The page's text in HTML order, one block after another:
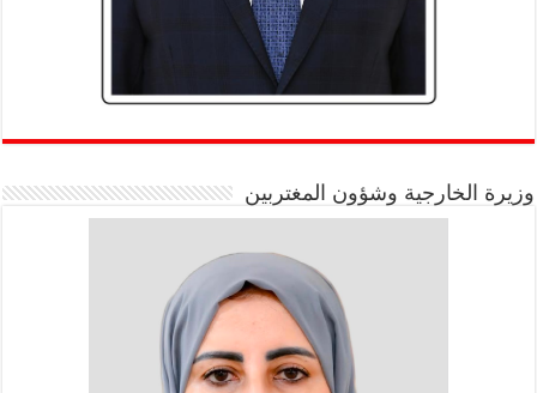
وزيرة الخارجية وشؤون المغتربين